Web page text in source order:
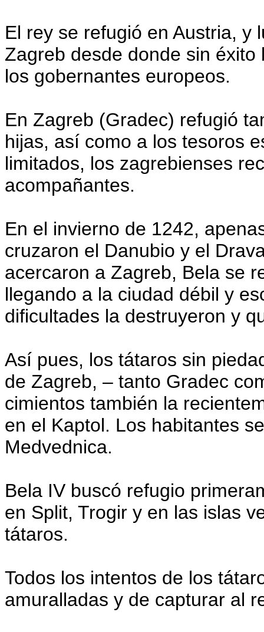
El rey se refugió en Austria, y
Zagreb desde donde sin
los gobernantes europeos.
En Zagreb (Gradec) refugió
hijas, así como a los tesoros
limitados, los zagrebienses
acompañantes.
En el invierno de 1242,
cruzaron el Danubio y el
acercaron a Zagreb, Bela se
llegando a la ciudad débil y
dificultades la destruyeron y
Así pues, los tátaros sin
de Zagreb, – tanto Gradec
cimientos también la
en el Kaptol. Los habitantes
Medvednica.
Bela IV buscó refugio
en Split, Trogir y en las islas
tátaros.
Todos los intentos de los
amuralladas y de capturar al